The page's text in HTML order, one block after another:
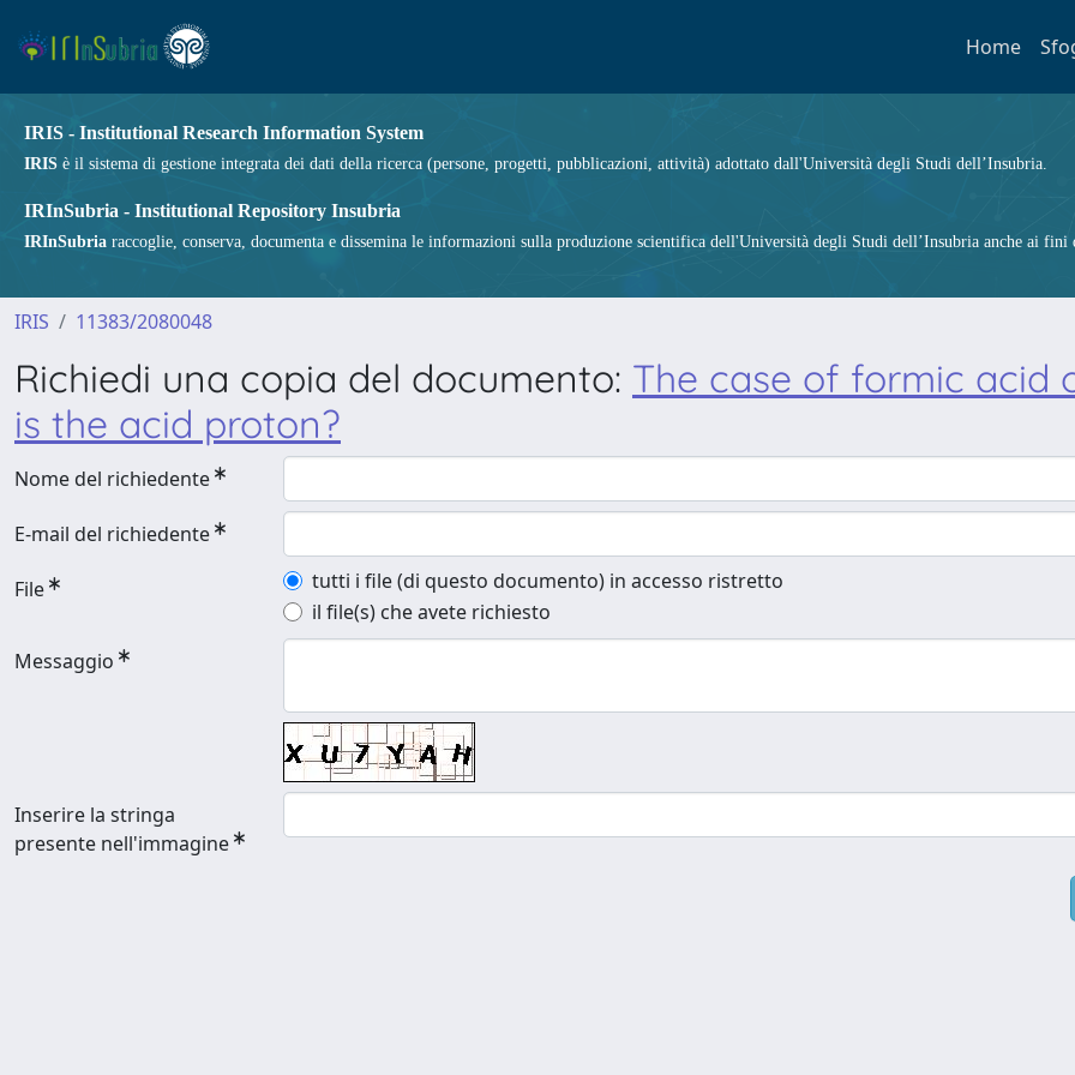
Home
IRIS - Institutional Research Information System
IRIS è il sistema di gestione integrata dei dati della ricerca (persone, progetti, pubblicazioni, attività) adottato dall'Università degli Studi dell’Insubria.
IRInSubria - Institutional Repository Insubria
IRInSubria raccoglie, conserva, documenta e dissemina le informazioni sulla produzione scientifica dell'Università degli Studi dell’Insubria anche ai fini
IRIS 11383/2080048
Richiedi una copia del documento: The case of formic acid
is the acid proton?
Nome del richiedente
E-mail del richiedente
File
tutti i file (di questo documento) in accesso ristretto
il file(s) che avete richiesto
Messaggio
Inserire la stringa
presente nell'immagine